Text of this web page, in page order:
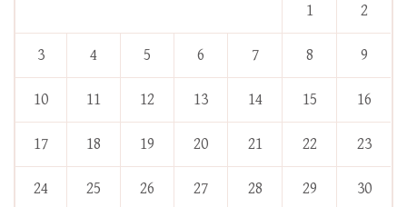
1 2
3 4 5 6 7 8 9
10 11 12 13 14 15 16
17 18 19 20 21 22 23
24 25 26 27 28 29 30